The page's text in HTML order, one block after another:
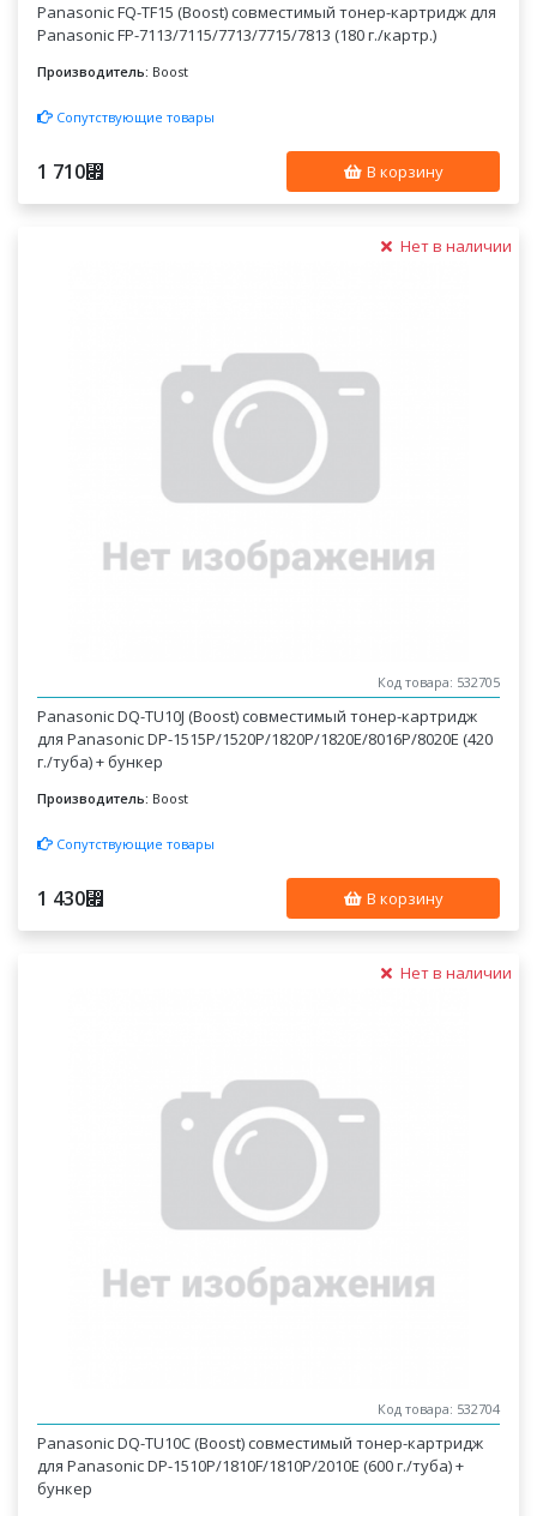
Panasonic FQ-TF15 (Boost) совместимый тонер-картридж для
Panasonic FP-7113/7115/7713/7715/7813 (180 г./картр.)
Производитель: Boost
Сопутствующие товары
1 710⃏ В корзину
Нет в наличии
Код товара: 532705
Panasonic DQ-TU10J (Boost) совместимый тонер-картридж
для Panasonic DP-1515P/1520P/1820P/1820E/8016P/8020E (420
г./туба) + бункер
Производитель: Boost
Сопутствующие товары
1 430⃏ В корзину
Нет в наличии
Код товара: 532704
Panasonic DQ-TU10C (Boost) совместимый тонер-картридж
для Panasonic DP-1510P/1810F/1810P/2010E (600 г./туба) +
бункер